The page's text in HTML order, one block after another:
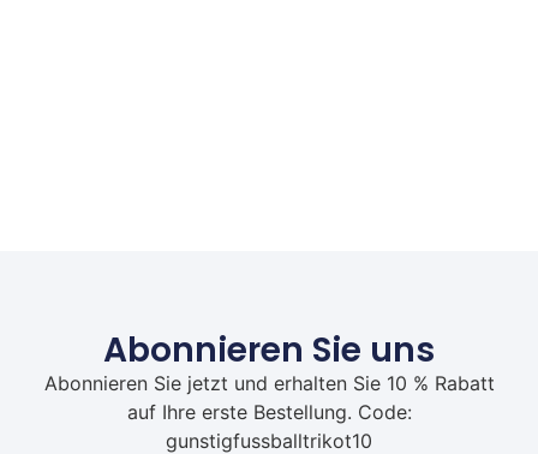
Abonnieren Sie uns
Abonnieren Sie jetzt und erhalten Sie 10 % Rabatt
auf Ihre erste Bestellung. Code:
gunstigfussballtrikot10